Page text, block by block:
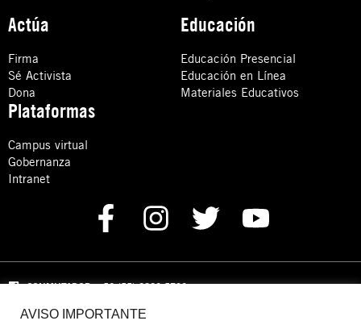
Actúa
Firma
Sé Activista
Dona
Educación
Educación Presencial
Educación en Línea
Materiales Educativos
Plataformas
Campus virtual
Gobernanza
Intranet
CONMUTADOR: +52 (55) 8880 5730
Domicilio: Calle Hércules 13,
AVISO IMPORTANTE